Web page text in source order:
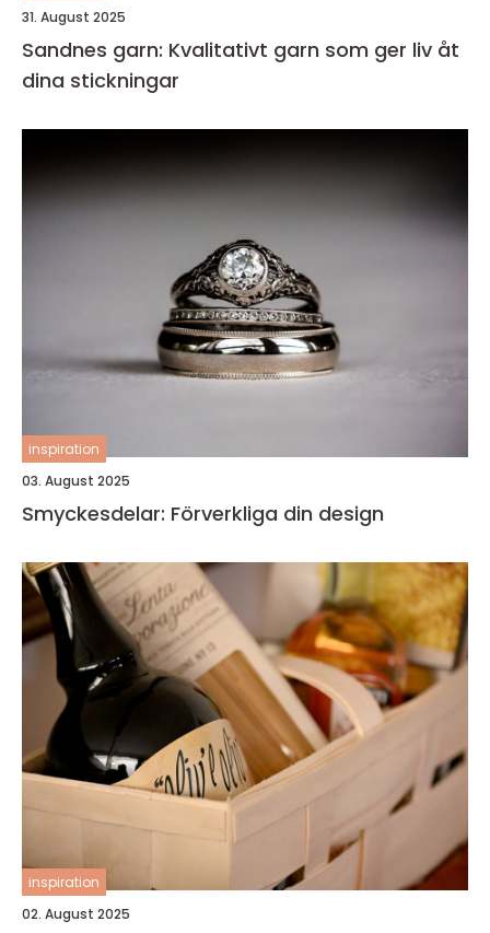
31. August 2025
Sandnes garn: Kvalitativt garn som ger liv åt
dina stickningar
inspiration
03. August 2025
Smyckesdelar: Förverkliga din design
inspiration
02. August 2025